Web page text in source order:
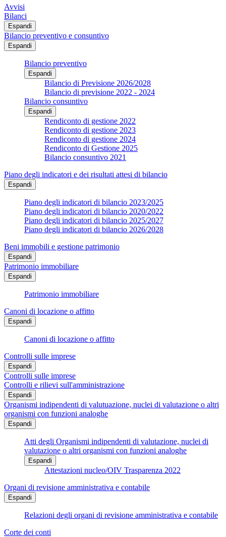
Avvisi
Bilanci
Espandi
Bilancio preventivo e consuntivo
Espandi
Bilancio preventivo
Espandi
Bilancio di Previsione 2026/2028
Bilancio di previsione 2022 - 2024
Bilancio consuntivo
Espandi
Rendiconto di gestione 2022
Rendiconto di gestione 2023
Rendiconto di gestione 2024
Rendiconto di Gestione 2025
Bilancio consuntivo 2021
Piano degli indicatori e dei risultati attesi di bilancio
Espandi
Piano degli indicatori di bilancio 2023/2025
Piano degli indicatori di bilancio 2020/2022
Piano degli indicatori di bilancio 2025/2027
Piano degli indicatori di bilancio 2026/2028
Beni immobili e gestione patrimonio
Espandi
Patrimonio immobiliare
Espandi
Patrimonio immobiliare
Canoni di locazione o affitto
Espandi
Canoni di locazione o affitto
Controlli sulle imprese
Espandi
Controlli sulle imprese
Controlli e rilievi sull'amministrazione
Espandi
Organismi indipendenti di valutuazione, nuclei di valutazione o altri
organismi con funzioni analoghe
Espandi
Atti degli Organismi indipendenti di valutazione, nuclei di
valutazione o altri organismi con funzioni analoghe
Espandi
Attestazioni nucleo/OIV Trasparenza 2022
Organi di revisione amministrativa e contabile
Espandi
Relazioni degli organi di revisione amministrativa e contabile
Corte dei conti